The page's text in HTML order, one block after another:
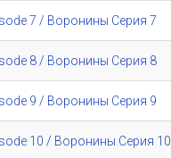
7 / Воронины Серия 7
8 / Воронины Серия 8
9 / Воронины Серия 9
10 / Воронины Серия 10